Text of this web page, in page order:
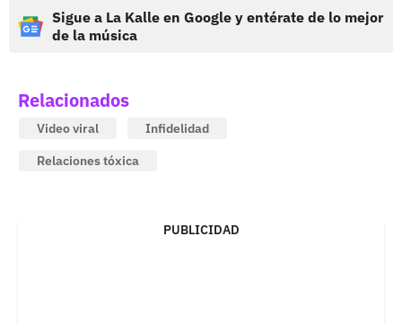
Sigue a La Kalle en Google y entérate de lo mejor
de la música
Relacionados
Video viral
Infidelidad
Relaciones tóxica
PUBLICIDAD